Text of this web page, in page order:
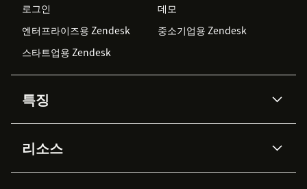
로그인
데모
엔터프라이즈용 Zendesk
중소기업용 Zendesk
스타트업용 Zendesk
특징
Zendesk AI
Advanced Data Privacy &
지식창고
리소스